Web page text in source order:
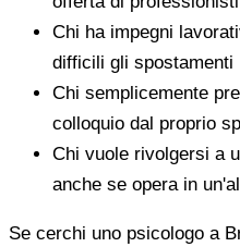
Chi ha impegni
difficili gli spostamenti
Chi semplicemente
colloquio dal proprio
Chi vuole rivolgersi a
anche se opera in
Se cerchi uno psicologo a